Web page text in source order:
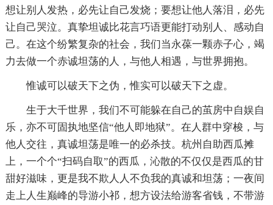
想让别人发热，必先让自己发烧；要想让他人落泪，必先
让自己哭泣。真挚坦诚比花言巧语更能打动别人、感动自
己。在这个纷繁复杂的社会，我们当永葆一颗赤子心，竭
力去做一个赤诚坦荡的人，与他人相遇，与世界拥抱。
惟诚可以破天下之伪，惟实可以破天下之虚。
生于大千世界，我们不可能躲在自己的茧房中自娱自
乐，亦不可固执地坚信“他人即地狱”。在人群中穿梭，与
他人交往，真诚坦荡是唯一的必杀技。杭州自助西瓜摊
上，一个个“扫码自取”的西瓜，沁散的不仅仅是西瓜的甘
甜好滋味，更是我不欺人人不负我的真诚和坦荡；一夜间
走上人生巅峰的导游小祁，想方设法给游客省钱，不带游